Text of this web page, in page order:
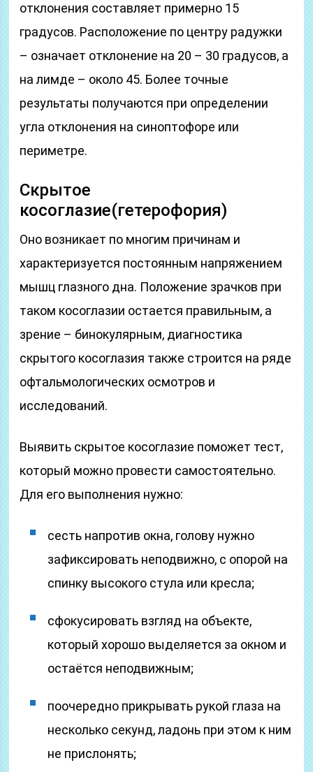
отклонения составляет примерно 15
градусов. Расположение по центру радужки
– означает отклонение на 20 – 30 градусов, а
на лимде – около 45. Более точные
результаты получаются при определении
угла отклонения на синоптофоре или
периметре.
Скрытое
косоглазие(гетерофория)
Оно возникает по многим причинам и
характеризуется постоянным напряжением
мышц глазного дна. Положение зрачков при
таком косоглазии остается правильным, а
зрение – бинокулярным, диагностика
скрытого косоглазия также строится на ряде
офтальмологических осмотров и
исследований.
Выявить скрытое косоглазие поможет тест,
который можно провести самостоятельно.
Для его выполнения нужно:
сесть напротив окна, голову нужно
зафиксировать неподвижно, с опорой на
спинку высокого стула или кресла;
сфокусировать взгляд на объекте,
который хорошо выделяется за окном и
остаётся неподвижным;
поочередно прикрывать рукой глаза на
несколько секунд, ладонь при этом к ним
не прислонять;